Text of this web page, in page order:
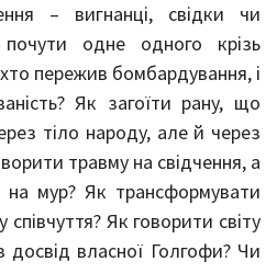
– вигнанці, свідки чи
одне одного крізь
пережив бомбардування, і
Як загоїти рану, що
тіло народу, але й через
травму на свідчення, а
на мур? Як трансформувати
співчуття? Як говорити світу
досвід власної Голгофи? Чи